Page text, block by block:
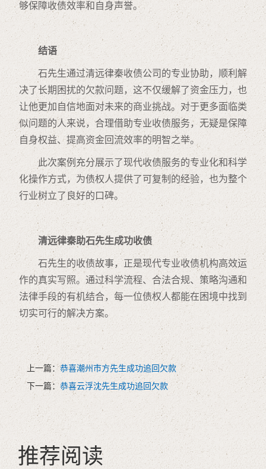
够保障收债效率和自身声誉。
结语
石先生通过清远律秦收债公司的专业协助，顺利解
决了长期困扰的欠款问题，这不仅缓解了资金压力，也
让他更加自信地面对未来的商业挑战。对于更多面临类
似问题的人来说，合理借助专业收债服务，无疑是保障
自身权益、提高资金回流效率的明智之举。
此次案例充分展示了现代收债服务的专业化和科学
化操作方式，为债权人提供了可复制的经验，也为整个
行业树立了良好的口碑。
清远律秦助石先生成功收债
石先生的收债故事，正是现代专业收债机构高效运
作的真实写照。通过科学流程、合法合规、策略沟通和
法律手段的有机结合，每一位债权人都能在困境中找到
切实可行的解决方案。
上一篇：恭喜潮州市方先生成功追回欠款
下一篇：恭喜云浮沈先生成功追回欠款
推荐阅读